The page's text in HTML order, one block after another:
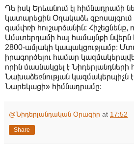
Դե իսկ Երևանում էլ հիմնադրամի
կատարեցին Օղակաձև
գամփռի հուշարձանին:
Ամստերդամի հայ համայնքի
2800-ամյակի կապակցությամբ։
իրագործելու համար
որին մասնակցել է Նիդերլանդների
Նախաձեռնության կազմակերպիչն
Նարեկացի» հիմնադրամը:
@Նիդերլանդական Օրագիր at 17:52
Share